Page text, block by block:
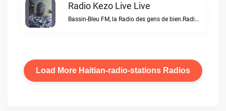
Radio Kezo Live Live
Bassin-Bleu FM, la Radio des gens de bien.Radio Kezo Live live
Load More Haitian-radio-stations Radios